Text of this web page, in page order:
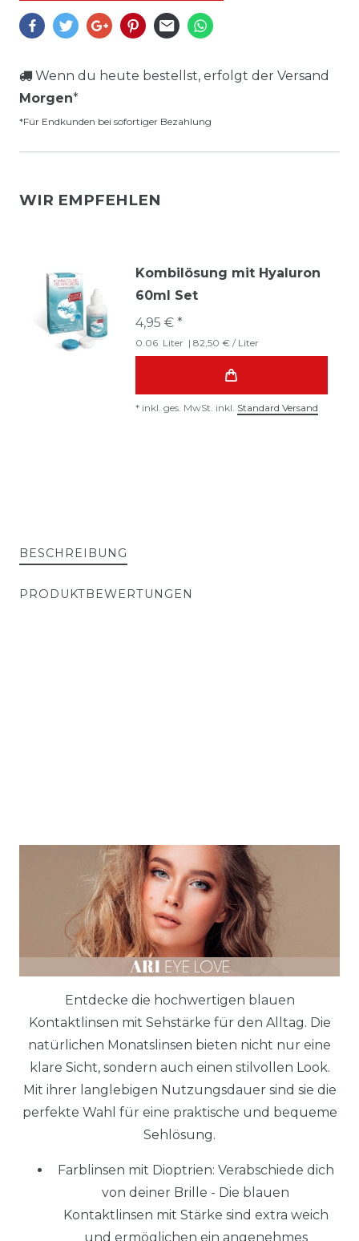
Wenn du heute bestellst, erfolgt der Versand
Morgen*
*Für Endkunden bei sofortiger Bezahlung
WIR EMPFEHLEN
Kombilösung mit Hyaluron
60ml Set
4,95 € *
0.06 Liter | 82,50 € / Liter
* inkl. ges. MwSt. inkl. Standard Versand
BESCHREIBUNG
PRODUKTBEWERTUNGEN
Entdecke die hochwertigen blauen
Kontaktlinsen mit Sehstärke für den Alltag. Die
natürlichen Monatslinsen bieten nicht nur eine
klare Sicht, sondern auch einen stilvollen Look.
Mit ihrer langlebigen Nutzungsdauer sind sie die
perfekte Wahl für eine praktische und bequeme
Sehlösung.
Farblinsen mit Dioptrien: Verabschiede dich
von deiner Brille - Die blauen
Kontaktlinsen mit Stärke sind extra weich
und ermöglichen ein angenehmes